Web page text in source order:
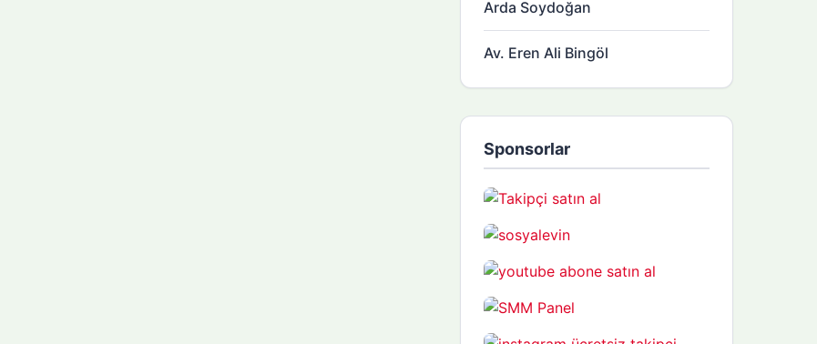
Arda Soydoğan
Av. Eren Ali Bingöl
Sponsorlar